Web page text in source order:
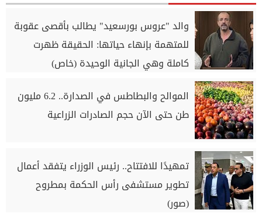
والد "عروس بورسعيد" يطالب بأقصى عقوبة
للمتهمة بإنهاء حياتها: الحقيقة ظهرت
كاملة وهي الجانية الوحيدة (خاص)
الموالح والبطاطس في الصدارة.. 6.2 مليون
طن حتى الآن حجم الصادرات الزراعية
تمهيدًا للافتتاح.. رئيس الوزراء يتفقد أعمال
تطوير مستشفى رأس الحكمة بمطروح
(صور)